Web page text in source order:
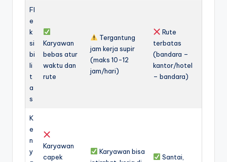
Fl
e
k
si
bi
li
t
a
s
Karyawan
bebas atur
waktu dan
rute
Tergantung
jam kerja supir
(maks 10-12
jam/hari)
Rute
terbatas
(bandara –
kantor/hotel
– bandara)
K
e
n
y
Karyawan
capek
Karyawan bisa
Santai,